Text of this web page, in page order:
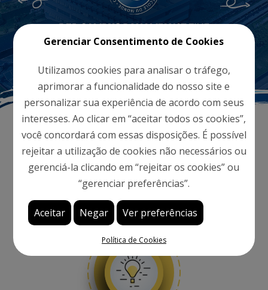
Unsere
Kompetenzen
Gerenciar Consentimento de Cookies
Utilizamos cookies para analisar o tráfego,
aprimorar a funcionalidade do nosso site e
personalizar sua experiência de acordo com seus
interesses. Ao clicar em “aceitar todos os cookies”,
você concordará com essas disposições. É possível
rejeitar a utilização de cookies não necessários ou
gerenciá-la clicando em “rejeitar os cookies” ou
“gerenciar preferências”.
Aceitar Negar Ver preferências
Política de Cookies